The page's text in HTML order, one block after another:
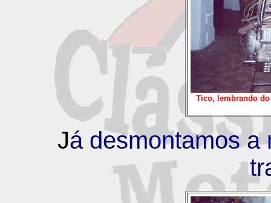
Tico, lembrando
Já desmontamos a